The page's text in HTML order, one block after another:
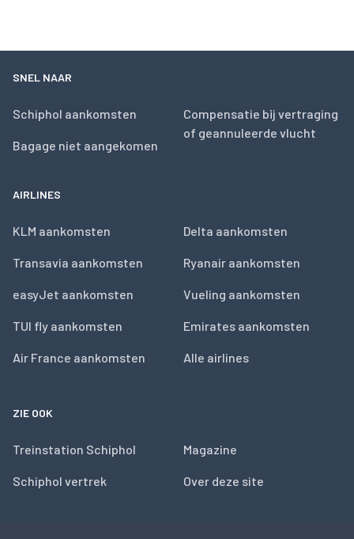
SNEL NAAR
Schiphol aankomsten
Bagage niet aangekomen
Compensatie bij vertraging
of geannuleerde vlucht
AIRLINES
KLM aankomsten
Transavia aankomsten
easyJet aankomsten
TUI fly aankomsten
Air France aankomsten
Delta aankomsten
Ryanair aankomsten
Vueling aankomsten
Emirates aankomsten
Alle airlines
ZIE OOK
Treinstation Schiphol
Schiphol vertrek
Magazine
Over deze site